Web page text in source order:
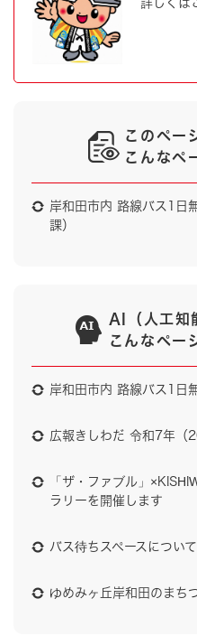
詳しくは
このペー
こんなペ
岸和田市内 路線バス1日
課）
AI（人工知
こんなペー
岸和田市内 路線バス1日
広報きしわだ 令和7年
「ザ・ファブル」
ラリーを開催します
バス待ちスペースについて
ゆめみヶ丘岸和田のまち